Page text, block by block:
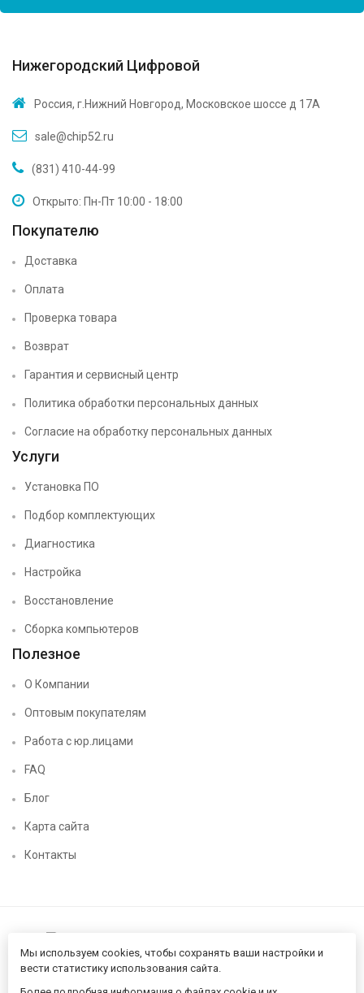
Нижегородский Цифровой
Россия, г.Нижний Новгород, Московское шоссе д 17А
sale@chip52.ru
(831) 410-44-99
Открыто: Пн-Пт 10:00 - 18:00
Покупателю
Доставка
Оплата
Проверка товара
Возврат
Гарантия и сервисный центр
Политика обработки персональных данных
Согласие на обработку персональных данных
Услуги
Установка ПО
Подбор комплектующих
Диагностика
Настройка
Восстановление
Сборка компьютеров
Полезное
О Компании
Оптовым покупателям
Работа с юр.лицами
FAQ
Блог
Карта сайта
Контакты
Мы используем cookies, чтобы сохранять ваши настройки и
вести статистику использования сайта.